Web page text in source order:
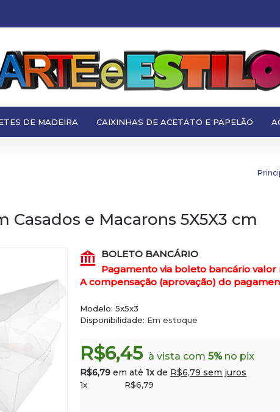
DE MADEIRA CAIXINHAS DE ACETATO E PAPELÃO
Casados e Macarons 5X5X3 cm
BOLETO BANCÁRIO
Pagamento via boleto bancário valor
A compensação (aprovação) do
Modelo: 5x5x3
Disponibilidade: Em estoque
R$6,45 à vista com 5%no pix
R$6,79 em até 1x de R$6,79 sem juros
1x R$6,79